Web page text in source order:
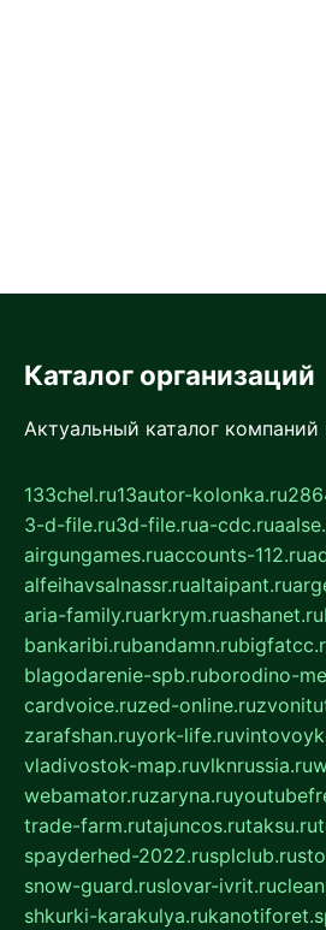
Каталог организаций
Актуальный каталог
133chel.ru13autor-kolonka.ru
3-d-file.ru3d-file.rua-cdc.ru
airgungames.ruaccounts-112.ru
alfeihavsalnassr.rualtaipant.ru
aria-family.ruarkrym.ruashanet.ru
bankaribi.rubandamn.ru
blagodarenie-spb.ruborodino-
cardvoice.ruzed-online.ru
zarafshan.ruyork-life.ru
vladivostok-map.ruvlknrussia.ru
webamator.ruzaryna.ru
trade-farm.rutajuncos.rutaksu.ru
spayderhed-2022.rusplclub.ru
snow-guard.ruslovar-ivrit.ru
shkurki-karakulya.ru